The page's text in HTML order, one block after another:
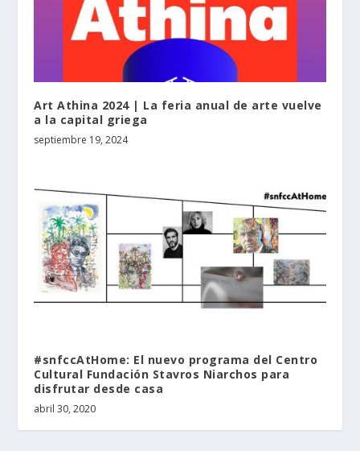
Art Athina 2024 | La feria anual de arte vuelve
a la capital griega
septiembre 19, 2024
#snfccAtHome: El nuevo programa del Centro
Cultural Fundación Stavros Niarchos para
disfrutar desde casa
abril 30, 2020